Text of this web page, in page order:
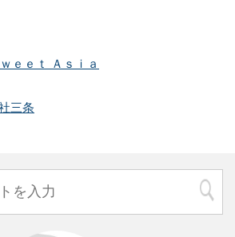
ｅｅｔ Ａｓｉａ
三条